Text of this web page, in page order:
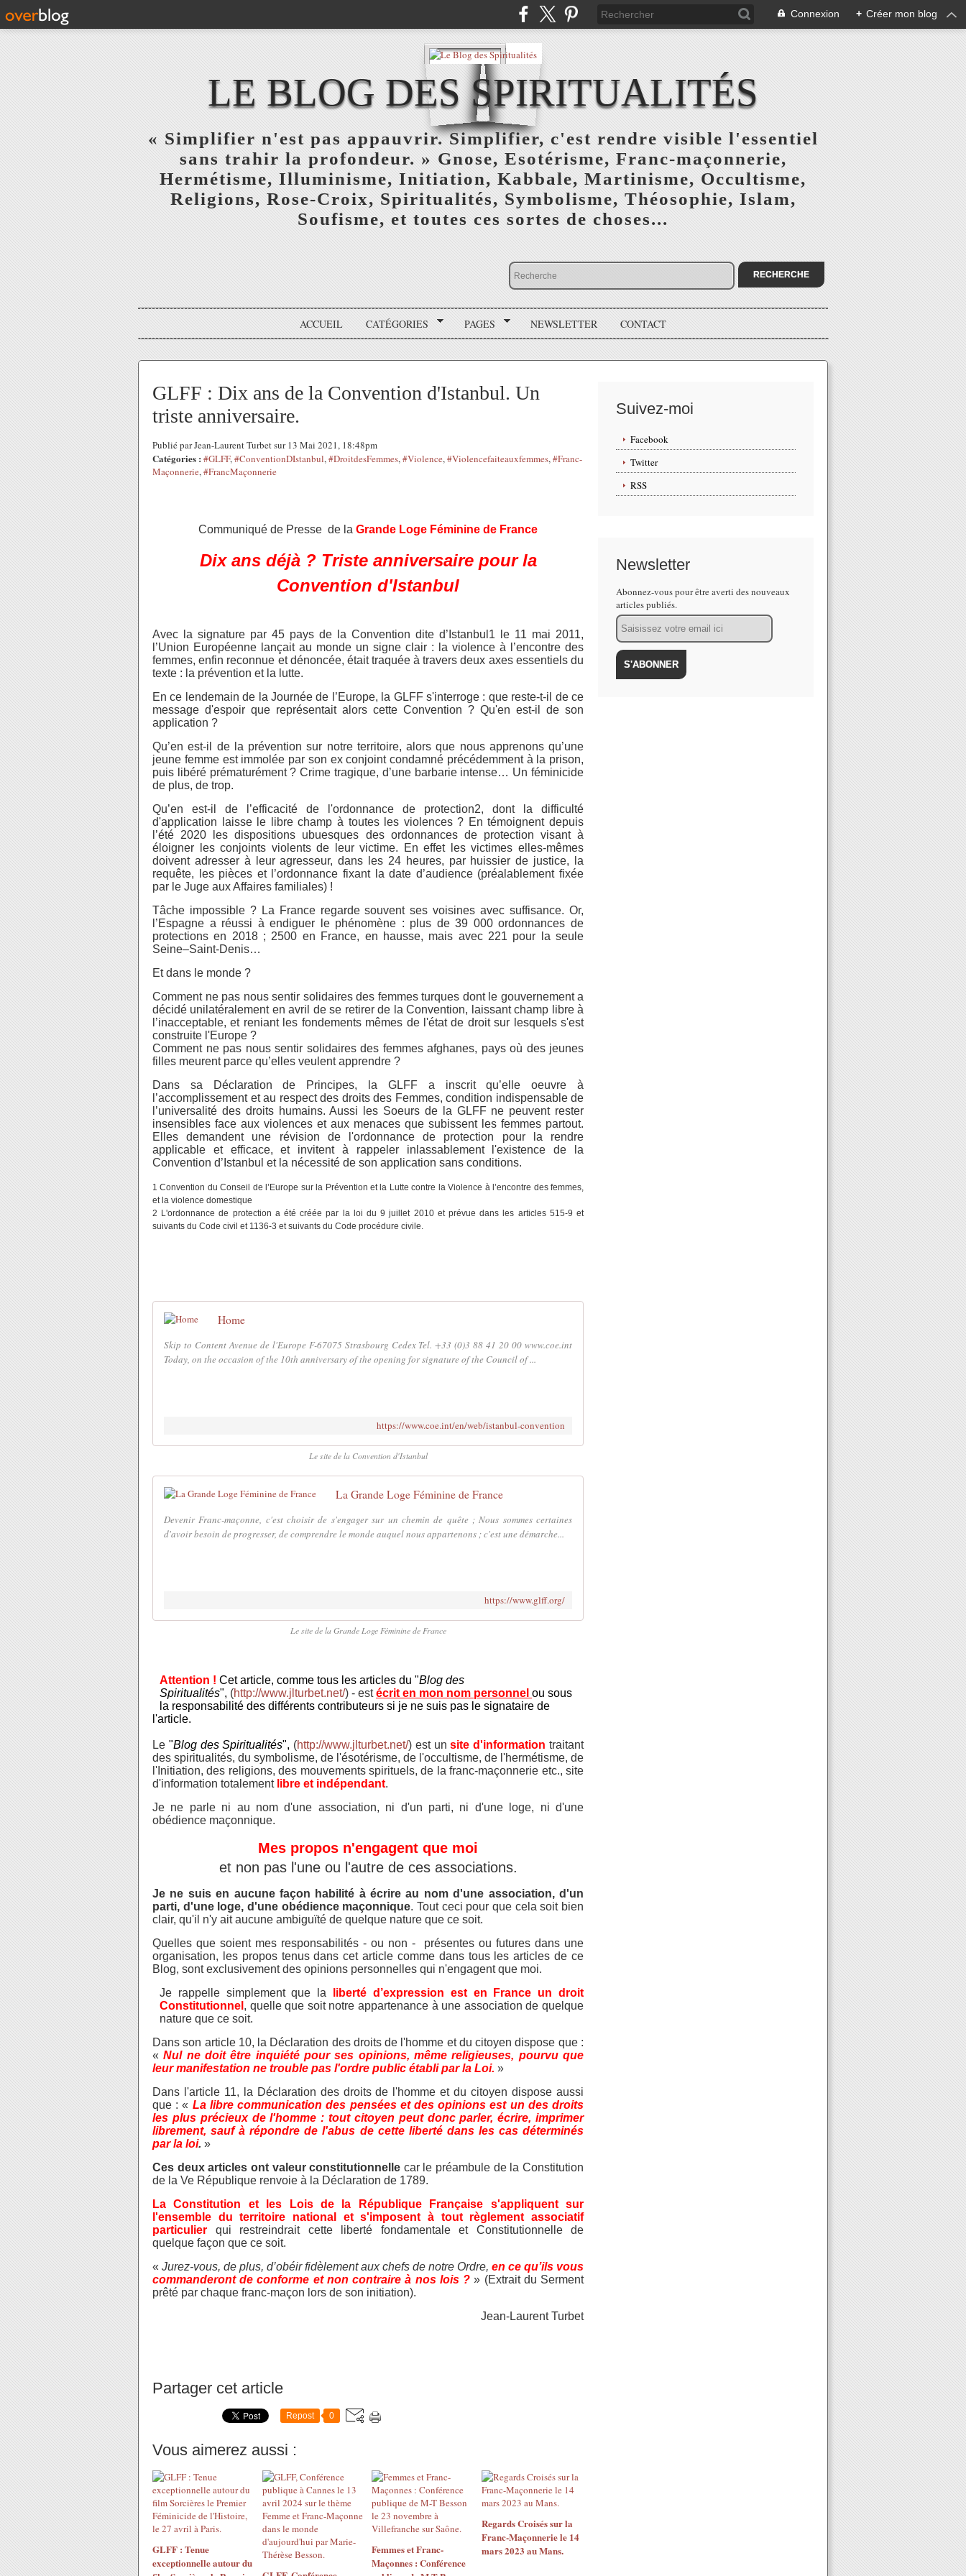
Connexion + Créer mon blog
LE BLOG DES SPIRITUALITÉS
« Simplifier n'est pas appauvrir. Simplifier, c'est rendre visible l'essentiel
sans trahir la profondeur. » Gnose, Esotérisme, Franc-maçonnerie,
Hermétisme, Illuminisme, Initiation, Kabbale, Martinisme, Occultisme,
Religions, Rose-Croix, Spiritualités, Symbolisme, Théosophie, Islam,
Soufisme, et toutes ces sortes de choses...
ACCUEIL CATÉGORIES PAGES NEWSLETTER CONTACT
GLFF : Dix ans de la Convention d'Istanbul. Un
triste anniversaire.
Publié par Jean-Laurent Turbet sur 13 Mai 2021, 18:48pm
Catégories : #GLFF,#ConventionDIstanbul,#DroitdesFemmes,#Violence,#Violencefaiteauxfemmes,#Franc-
Maçonnerie,#FrancMaçonnerie
Communiqué de Presse de la Grande Loge Féminine de France
Dix ans déjà ? Triste anniversaire pour la
Convention d'Istanbul
Avec la signature par 45 pays de la Convention dite d’Istanbul1 le 11 mai 2011,
l’Union Européenne lançait au monde un signe clair : la violence à l’encontre des
femmes, enfin reconnue et dénoncée, était traquée à travers deux axes essentiels du
texte : la prévention et la lutte.
En ce lendemain de la Journée de l’Europe, la GLFF s'interroge : que reste-t-il de ce
message d'espoir que représentait alors cette Convention ? Qu'en est-il de son
application ?
Qu’en est-il de la prévention sur notre territoire, alors que nous apprenons qu’une
jeune femme est immolée par son ex conjoint condamné précédemment à la prison,
puis libéré prématurément ? Crime tragique, d’une barbarie intense… Un féminicide
de plus, de trop.
Qu’en est-il de l’efficacité de l'ordonnance de protection2, dont la difficulté
d'application laisse le libre champ à toutes les violences ? En témoignent depuis
l’été 2020 les dispositions ubuesques des ordonnances de protection visant à
éloigner les conjoints violents de leur victime. En effet les victimes elles-mêmes
doivent adresser à leur agresseur, dans les 24 heures, par huissier de justice, la
requête, les pièces et l’ordonnance fixant la date d’audience (préalablement fixée
par le Juge aux Affaires familiales) !
Tâche impossible ? La France regarde souvent ses voisines avec suffisance. Or,
l’Espagne a réussi à endiguer le phénomène : plus de 39 000 ordonnances de
protections en 2018 ; 2500 en France, en hausse, mais avec 221 pour la seule
Seine–Saint-Denis…
Et dans le monde ?
Comment ne pas nous sentir solidaires des femmes turques dont le gouvernement a
décidé unilatéralement en avril de se retirer de la Convention, laissant champ libre à
l’inacceptable, et reniant les fondements mêmes de l'état de droit sur lesquels s'est
construite l'Europe ?
Comment ne pas nous sentir solidaires des femmes afghanes, pays où des jeunes
filles meurent parce qu’elles veulent apprendre ?
Dans sa Déclaration de Principes, la GLFF a inscrit qu’elle oeuvre à
l’accomplissement et au respect des droits des Femmes, condition indispensable de
l’universalité des droits humains. Aussi les Soeurs de la GLFF ne peuvent rester
insensibles face aux violences et aux menaces que subissent les femmes partout.
Elles demandent une révision de l'ordonnance de protection pour la rendre
applicable et efficace, et invitent à rappeler inlassablement l'existence de la
Convention d’Istanbul et la nécessité de son application sans conditions.
1 Convention du Conseil de l’Europe sur la Prévention et la Lutte contre la Violence à l’encontre des femmes,
et la violence domestique
2 L'ordonnance de protection a été créée par la loi du 9 juillet 2010 et prévue dans les articles 515-9 et
suivants du Code civil et 1136-3 et suivants du Code procédure civile.
Home
Skip to Content Avenue de l'Europe F-67075 Strasbourg Cedex Tel. +33 (0)3 88 41 20 00 www.coe.int
Today, on the occasion of the 10th anniversary of the opening for signature of the Council of ...
https://www.coe.int/en/web/istanbul-convention
Le site de la Convention d'Istanbul
La Grande Loge Féminine de France
Devenir Franc-maçonne, c'est choisir de s'engager sur un chemin de quête ; Nous sommes certaines
d'avoir besoin de progresser, de comprendre le monde auquel nous appartenons ; c'est une démarche...
https://www.glff.org/
Le site de la Grande Loge Féminine de France
Attention ! Cet article, comme tous les articles du "Blog des
Spiritualités", (http://www.jlturbet.net/) - estécrit en mon nom personnel ou sous
la responsabilité des différents contributeurs si je ne suis pas le signataire de
l'article.
Le "Blog des Spiritualités", (http://www.jlturbet.net/) est unsite d'information traitant
des spiritualités, du symbolisme, de l'ésotérisme, de l'occultisme, de l'hermétisme, de
l'Initiation, des religions, des mouvements spirituels, de la franc-maçonnerie etc., site
d'information totalement libre et indépendant.
Je ne parle ni au nom d'une association, ni d'un parti, ni d'une loge, ni d'une
obédience maçonnique.
Mes propos n'engagent que moi
et non pas l'une ou l'autre de ces associations.
Je ne suis en aucune façon habilité à écrire au nom d'une association, d'un
parti, d'une loge, d'une obédience maçonnique.Tout ceci pour que cela soit bien
clair, qu'il n'y ait aucune ambiguïté de quelque nature que ce soit.
Quelles que soient mes responsabilités - ou non - présentes ou futures dans une
organisation, les propos tenus dans cet article comme dans tous les articles de ce
Blog, sont exclusivement des opinions personnelles qui n'engagent que moi.
Je rappelle simplement que la
liberté d’expression est en France un droit
Constitutionnel , quelle que soit notre appartenance à une association de quelque
nature que ce soit.
Dans son article 10, la Déclaration des droits de l'homme et du citoyen dispose que :
«Nul ne doit être inquiété pour ses opinions, même religieuses, pourvu que
leur manifestation ne trouble pas l'ordre public établi par la Loi. »
Dans l'article 11, la Déclaration des droits de l'homme et du citoyen dispose aussi
que : « La libre communication des pensées et des opinions est un des droits
les plus précieux de l'homme : tout citoyen peut donc parler, écrire, imprimer
librement, sauf à répondre de l'abus de cette liberté dans les cas déterminés
par la loi. »
Ces deux articles ont valeur constitutionnelle car le préambule de la Constitution
de la Ve République renvoie à la Déclaration de 1789.
La Constitution et les Lois de la République Française s'appliquent sur
l'ensemble du territoire national et s'imposent à tout règlement associatif
particulier qui restreindrait cette liberté fondamentale et Constitutionnelle de
quelque façon que ce soit.
« Jurez-vous, de plus, d’obéir fidèlement aux chefs de notre Ordre, en ce qu’ils vous
commanderont de conforme et non contraire à nos lois ?» (Extrait du Serment
prêté par chaque franc-maçon lors de son initiation).
Jean-Laurent Turbet
Partager cet article
Repost 0
Vous aimerez aussi :
GLFF : Tenue
exceptionnelle autour du
Femmes et Franc-
Maçonnes : Conférence
Regards Croisés sur la
Franc-Maçonnerie le 14
mars 2023 au Mans.
Suivez-moi
Facebook
Twitter
RSS
Newsletter
Abonnez-vous pour être averti des nouveaux
articles publiés.
Email